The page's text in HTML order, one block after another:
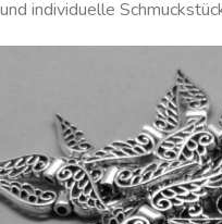
und individuelle